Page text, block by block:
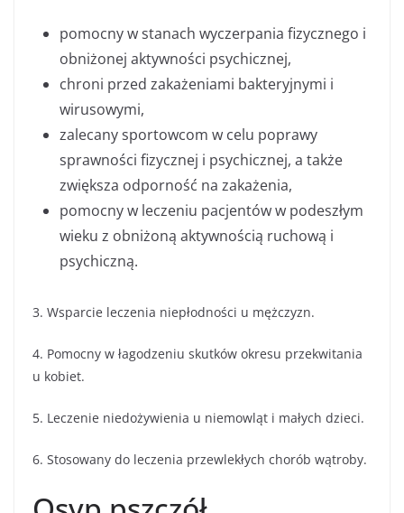
pomocny w stanach wyczerpania fizycznego i
obniżonej aktywności psychicznej,
chroni przed zakażeniami bakteryjnymi i
wirusowymi,
zalecany sportowcom w celu poprawy
sprawności fizycznej i psychicznej, a także
zwiększa odporność na zakażenia,
pomocny w leczeniu pacjentów w podeszłym
wieku z obniżoną aktywnością ruchową i
psychiczną.
3. Wsparcie leczenia niepłodności u mężczyzn.
4. Pomocny w łagodzeniu skutków okresu przekwitania
u kobiet.
5. Leczenie niedożywienia u niemowląt i małych dzieci.
6. Stosowany do leczenia przewlekłych chorób wątroby.